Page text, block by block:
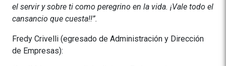
el servir y sobre ti como peregrino en la vida. ¡Vale todo el
cansancio que cuesta!!”.
Fredy Crivelli (egresado de Administración y Dirección
de Empresas):